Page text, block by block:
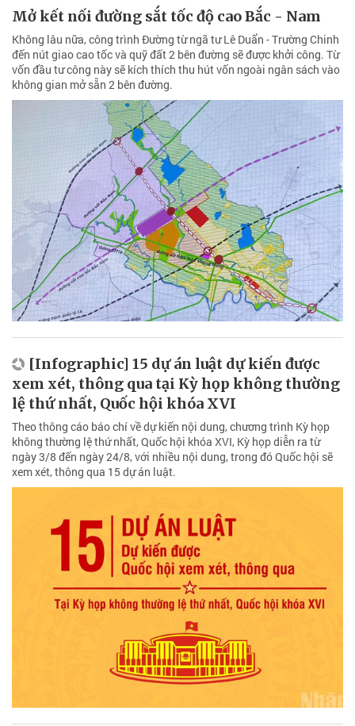
Mở kết nối đường sắt tốc độ cao Bắc - Nam
Không lâu nữa, công trình Đường từ ngã tư Lê Duẩn - Trường Chinh
đến nút giao cao tốc và quỹ đất 2 bên đường sẽ được khởi công. Từ
vốn đầu tư công này sẽ kích thích thu hút vốn ngoài ngân sách vào
không gian mở sẵn 2 bên đường.
[Infographic] 15 dự án luật dự kiến được
xem xét, thông qua tại Kỳ họp không thường
lệ thứ nhất, Quốc hội khóa XVI
Theo thông cáo báo chí về dự kiến nội dung, chương trình Kỳ họp
không thường lệ thứ nhất, Quốc hội khóa XVI, Kỳ họp diễn ra từ
ngày 3/8 đến ngày 24/8, với nhiều nội dung, trong đó Quốc hội sẽ
xem xét, thông qua 15 dự án luật.